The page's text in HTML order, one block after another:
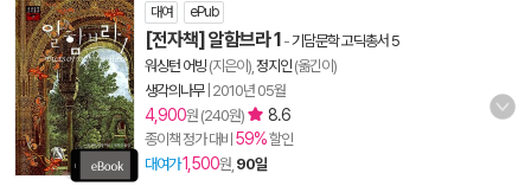
대여 ePub
[전자책] 알함브라 1 -기담문학 고딕총서 5
워싱턴 어빙 (지은이), 정지인 (옮긴이)
생각의나무| 2010년 05월
4,900원 (240원) 8.6
종이책 정가 대비 59%할인
대여가1,500원, 90일